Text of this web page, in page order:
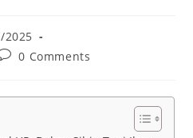
2025
0 Comments